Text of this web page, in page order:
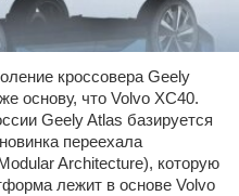
кроссовера Geely
основу, что Volvo XC40.
Geely Atlas базируется
переехала
Architecture), которую
лежит в основе Volvo